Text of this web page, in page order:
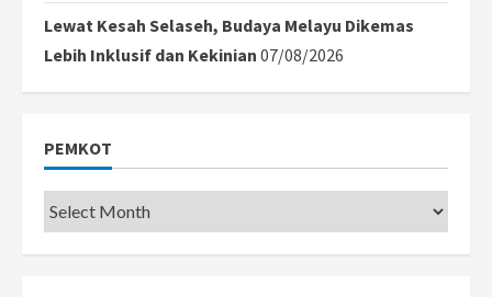
Lewat Kesah Selaseh, Budaya Melayu Dikemas
Lebih Inklusif dan Kekinian 07/08/2026
PEMKOT
Pemkot